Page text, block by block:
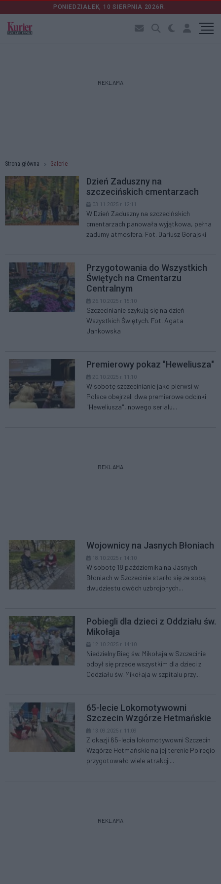
PONIEDZIAŁEK, 10 SIERPNIA 2026R.
REKLAMA
Strona główna Galerie
Dzień Zaduszny na
szczecińskich cmentarzach
03.11.2025 r. 12:11
W Dzień Zaduszny na szczecińskich
cmentarzach panowała wyjątkowa, pełna
zadumy atmosfera. Fot. Dariusz Gorajski
Przygotowania do Wszystkich
Świętych na Cmentarzu
Centralnym
26.10.2025 r. 15:10
Szczecinianie szykują się na dzień
Wszystkich Świętych. Fot. Agata
Jankowska
Premierowy pokaz "Heweliusza"
20.10.2025 r. 11:10
W sobotę szczecinianie jako pierwsi w
Polsce obejrzeli dwa premierowe odcinki
"Heweliusza", nowego serialu...
REKLAMA
Wojownicy na Jasnych Błoniach
18.10.2025 r. 14:10
W sobotę 18 października na Jasnych
Błoniach w Szczecinie starło się ze sobą
dwudziestu dwóch uzbrojonych...
Pobiegli dla dzieci z Oddziału św.
Mikołaja
12.10.2025 r. 14:10
Niedzielny Bieg św. Mikołaja w Szczecinie
odbył się przede wszystkim dla dzieci z
Oddziału św. Mikołaja w szpitalu przy...
65-lecie Lokomotywowni
Szczecin Wzgórze Hetmańskie
13.09.2025 r. 11:09
Z okazji 65-lecia lokomotywowni Szczecin
Wzgórze Hetmańskie na jej terenie Polregio
przygotowało wiele atrakcji...
REKLAMA